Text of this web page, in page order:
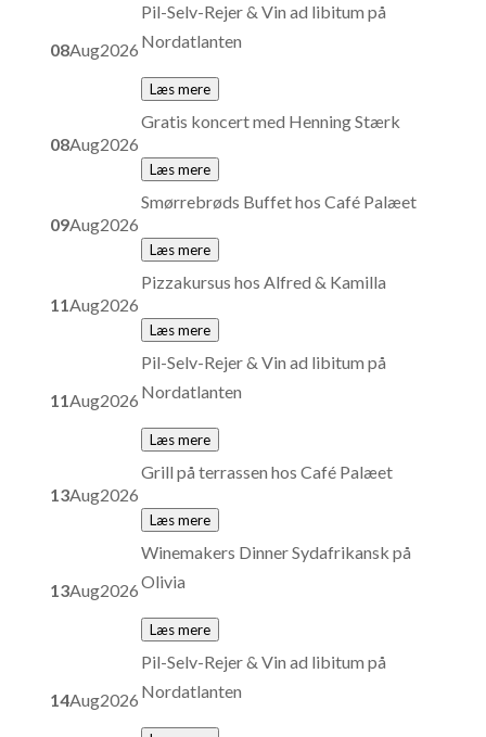
08Aug2026
Pil-Selv-Rejer & Vin ad libitum på
Nordatlanten
Læs mere
08Aug2026
Gratis koncert med Henning Stærk
Læs mere
09Aug2026
Smørrebrøds Buffet hos Café Palæet
Læs mere
11Aug2026
Pizzakursus hos Alfred & Kamilla
Læs mere
11Aug2026
Pil-Selv-Rejer & Vin ad libitum på
Nordatlanten
Læs mere
13Aug2026
Grill på terrassen hos Café Palæet
Læs mere
13Aug2026
Winemakers Dinner Sydafrikansk på
Olivia
Læs mere
14Aug2026
Pil-Selv-Rejer & Vin ad libitum på
Nordatlanten